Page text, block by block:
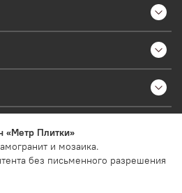
«Метр Плитки»
и мозаика.
без письменного разрешения